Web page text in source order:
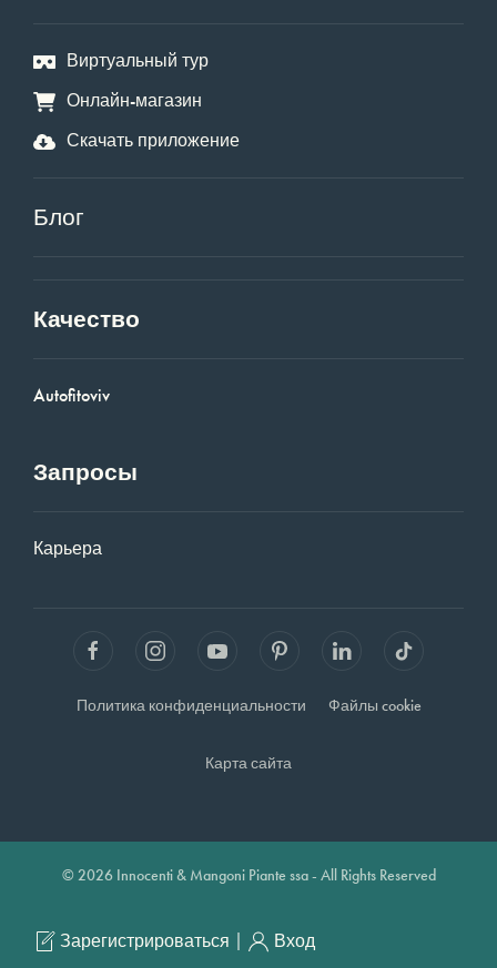
Виртуальный тур
Онлайн-магазин
Скачать приложение
Блог
Качество
Autofitoviv
Запросы
Карьера
Политика конфиденциальности Файлы cookie
Карта сайта
© 2026 Innocenti & Mangoni Piante ssa - All Rights Reserved
Зарегистрироваться | Вход